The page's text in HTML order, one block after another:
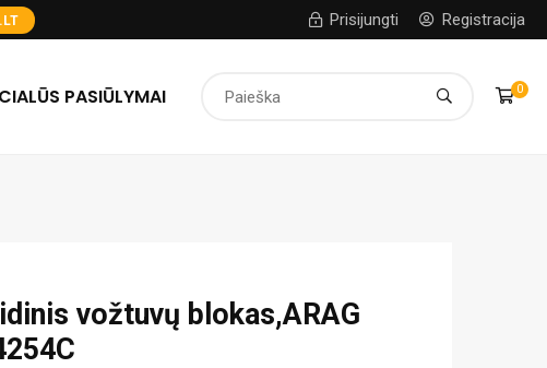
Prisijungti Registracija
PASIŪLYMAI 0
vožtuvų blokas,ARAG